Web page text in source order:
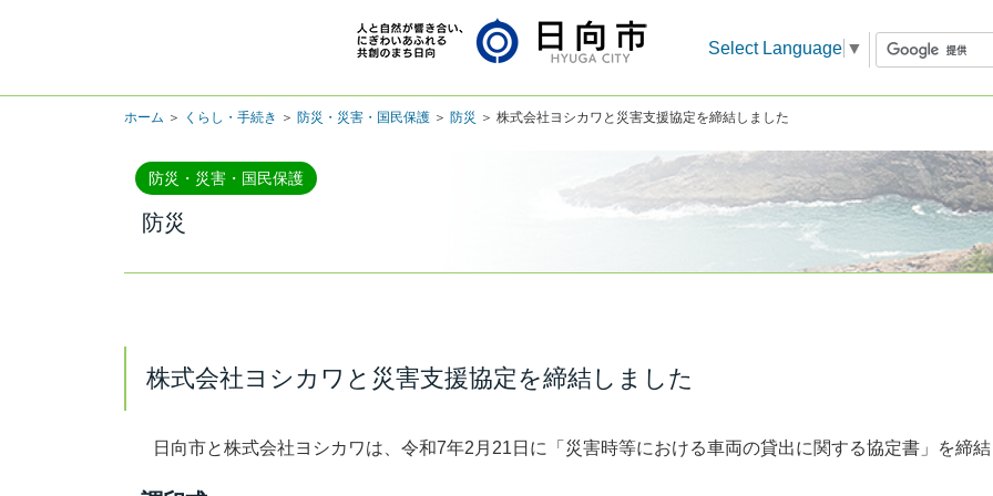
Select Language ▼
ホーム ＞ くらし・手続き ＞ 防災・災害・国民保護 ＞ 防災 ＞ 株式会社ヨシカワと災害支援協定を締結しました
防災・災害・国民保護
防災
株式会社ヨシカワと災害支援協定を締結しました
日向市と株式会社ヨシカワは、令和7年2月21日に「災害時等における車両の貸出に関する協定書」を締